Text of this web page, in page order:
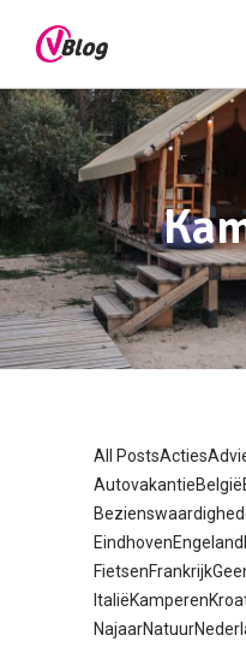
All PostsActies
AutovakantieBelgië
EindhovenEngeland
FietsenFrankrijk
ItaliëKamperen
NajaarNatuur